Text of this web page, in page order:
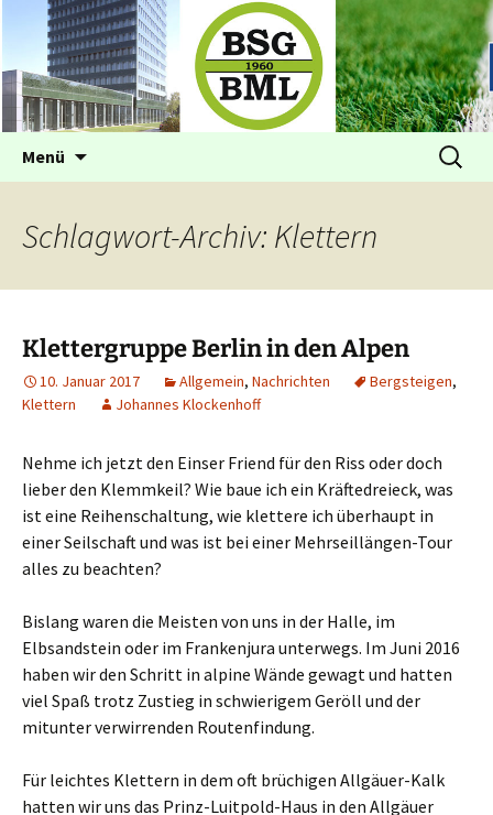
BSG im BML Bonn
Betriebssportgemeinschaft BML
Menü
Suchen
nach:
Schlagwort-Archiv: Klettern
Klettergruppe Berlin in den Alpen
10. Januar 2017 Allgemein, Nachrichten Bergsteigen,
Klettern
Johannes Klockenhoff
Nehme ich jetzt den Einser Friend für den Riss oder doch
lieber den Klemmkeil? Wie baue ich ein Kräftedreieck, was
ist eine Reihenschaltung, wie klettere ich überhaupt in
einer Seilschaft und was ist bei einer Mehrseillängen-Tour
alles zu beachten?
Bislang waren die Meisten von uns in der Halle, im
Elbsandstein oder im Frankenjura unterwegs. Im Juni 2016
haben wir den Schritt in alpine Wände gewagt und hatten
viel Spaß trotz Zustieg in schwierigem Geröll und der
mitunter verwirrenden Routenfindung.
Für leichtes Klettern in dem oft brüchigen Allgäuer-Kalk
hatten wir uns das Prinz-Luitpold-Haus in den Allgäuer